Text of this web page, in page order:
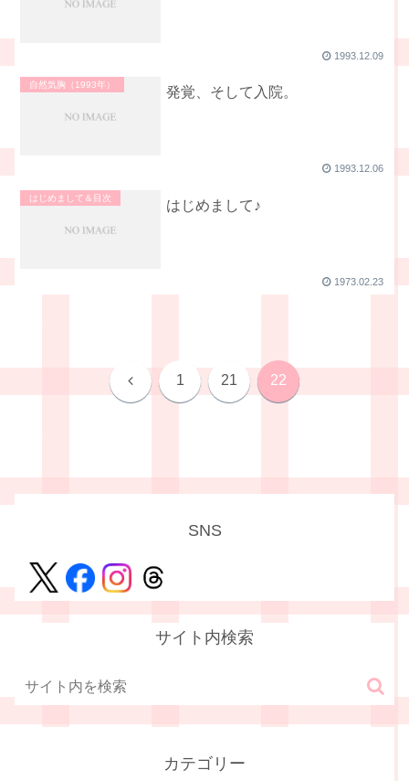
1993.12.09
自然気胸（1993年） 発覚、そして入院。
1993.12.06
はじめまして＆目次 はじめまして♪
1973.02.23
前 1 21 22
SNS
サイト内検索
カテゴリー